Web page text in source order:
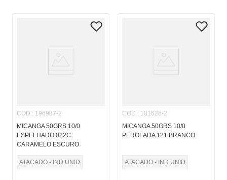
COD.: 196987-2
MICANGA 50GRS 10/0
ESPELHADO 022C
CARAMELO ESCURO
ATACADO - IND UNID
COD.: 181628-2
MICANGA 50GRS 10/0
PEROLADA 121 BRANCO
ATACADO - IND UNID